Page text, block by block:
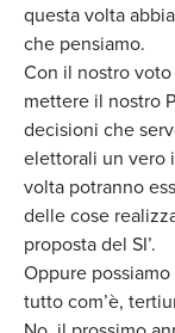
questa volta
che pensiamo.
Con il nostro
mettere il nostro
decisioni che
elettorali un vero
volta potranno
delle cose
proposta del SI’.
Oppure
tutto com’è,